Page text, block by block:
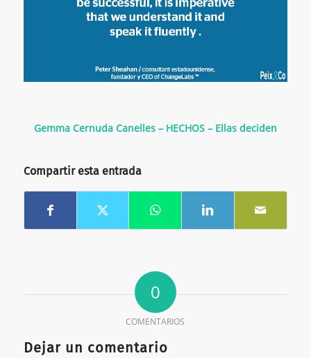
Gemma Cernuda Canelles – HECHOS – Ellas deciden
Compartir esta entrada
0
COMENTARIOS
Dejar un comentario